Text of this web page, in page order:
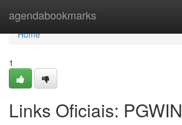
agendabookmarks
Home
Home
1
Links Oficiais: PGWIN